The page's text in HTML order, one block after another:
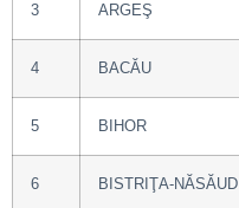
3 ARGEŞ
4 BACĂU
5 BIHOR
6 BISTRIŢA-NĂSĂUD